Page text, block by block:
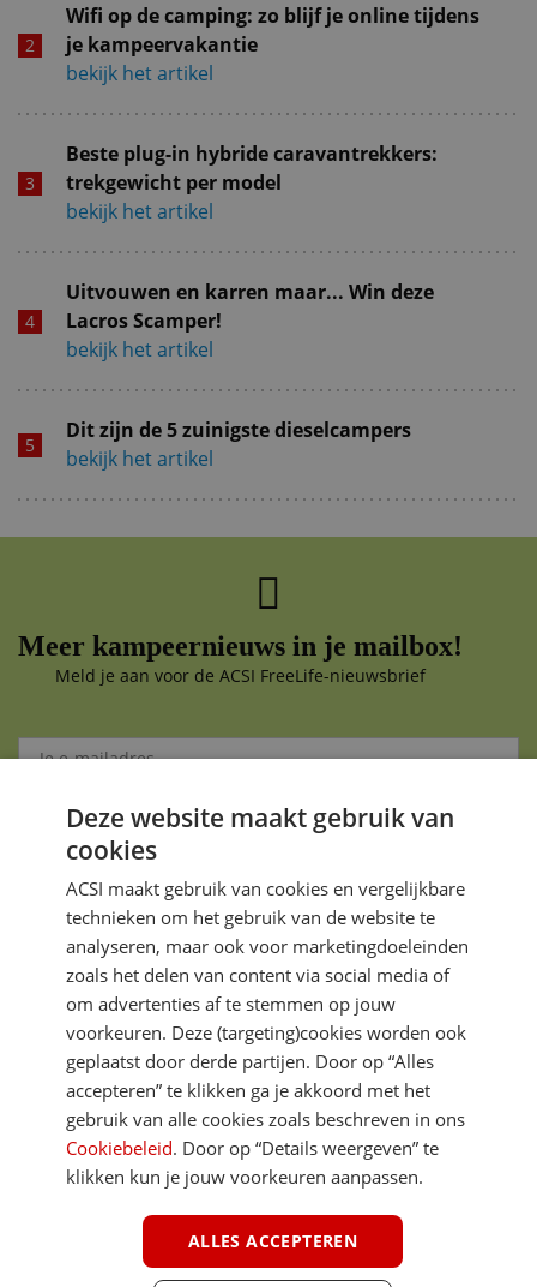
Wifi op de camping: zo blijf je online tijdens
je kampeervakantie
bekijk het artikel
Beste plug-in hybride caravantrekkers:
trekgewicht per model
bekijk het artikel
Uitvouwen en karren maar... Win deze
Lacros Scamper!
bekijk het artikel
Dit zijn de 5 zuinigste dieselcampers
bekijk het artikel
Meer kampeernieuws in je mailbox!
Meld je aan voor de ACSI FreeLife-nieuwsbrief
Aanmelden
Je gegevens zijn veilig en worden niet gedeeld met anderen
DIRECT NAAR
MEER ACSI FREELIFE
Deze website maakt gebruik van
cookies
ACSI maakt gebruik van cookies en vergelijkbare
technieken om het gebruik van de website te
analyseren, maar ook voor marketingdoeleinden
zoals het delen van content via social media of
om advertenties af te stemmen op jouw
voorkeuren. Deze (targeting)cookies worden ook
geplaatst door derde partijen. Door op “Alles
accepteren” te klikken ga je akkoord met het
gebruik van alle cookies zoals beschreven in ons
Cookiebeleid. Door op “Details weergeven” te
klikken kun je jouw voorkeuren aanpassen.
ALLES ACCEPTEREN